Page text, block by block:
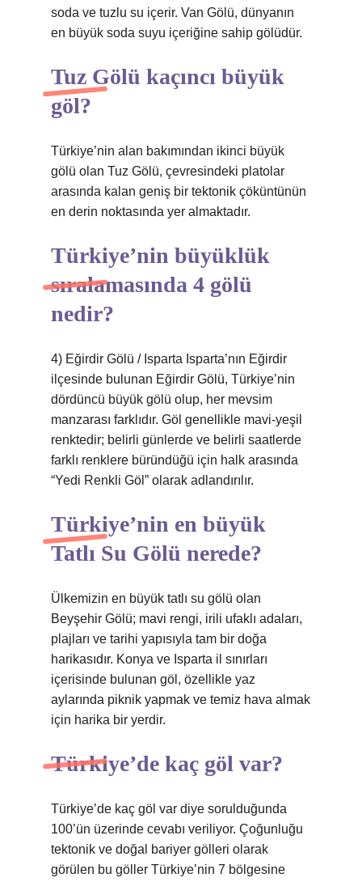
soda ve tuzlu su içerir. Van Gölü, dünyanın
en büyük soda suyu içeriğine sahip gölüdür.
Tuz Gölü kaçıncı büyük
göl?
Türkiye’nin alan bakımından ikinci büyük
gölü olan Tuz Gölü, çevresindeki platolar
arasında kalan geniş bir tektonik çöküntünün
en derin noktasında yer almaktadır.
Türkiye’nin büyüklük
sıralamasında 4 gölü
nedir?
4) Eğirdir Gölü / Isparta Isparta’nın Eğirdir
ilçesinde bulunan Eğirdir Gölü, Türkiye’nin
dördüncü büyük gölü olup, her mevsim
manzarası farklıdır. Göl genellikle mavi-yeşil
renktedir; belirli günlerde ve belirli saatlerde
farklı renklere büründüğü için halk arasında
“Yedi Renkli Göl” olarak adlandırılır.
Türkiye’nin en büyük
Tatlı Su Gölü nerede?
Ülkemizin en büyük tatlı su gölü olan
Beyşehir Gölü; mavi rengi, irili ufaklı adaları,
plajları ve tarihi yapısıyla tam bir doğa
harikasıdır. Konya ve Isparta il sınırları
içerisinde bulunan göl, özellikle yaz
aylarında piknik yapmak ve temiz hava almak
için harika bir yerdir.
Türkiye’de kaç göl var?
Türkiye’de kaç göl var diye sorulduğunda
100’ün üzerinde cevabı veriliyor. Çoğunluğu
tektonik ve doğal bariyer gölleri olarak
görülen bu göller Türkiye’nin 7 bölgesine